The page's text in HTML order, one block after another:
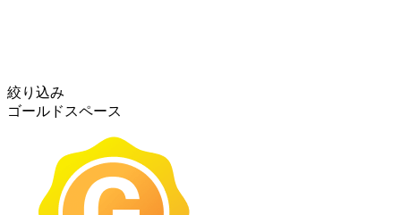
絞り込み
ゴールドスペース